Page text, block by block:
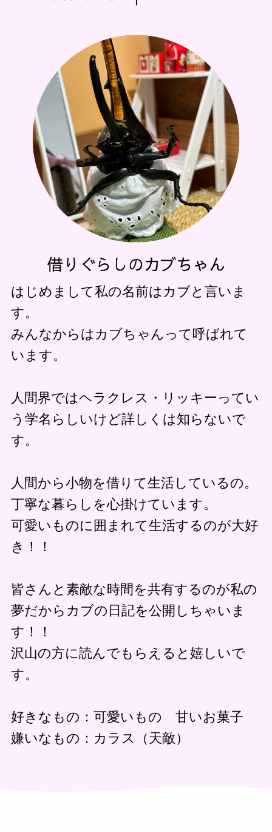
はじめまして私の名前はカブと言いま
す。
みんなからはカブちゃんって呼ばれて
います。
人間界ではヘラクレス・リッキーってい
う学名らしいけど詳しくは知らないで
す。
人間から小物を借りて生活しているの。
丁寧な暮らしを心掛けています。
可愛いものに囲まれて生活するのが大好
き！！
皆さんと素敵な時間を共有するのが私の
夢だからカブの日記を公開しちゃいま
す！！
沢山の方に読んでもらえると嬉しいで
す。
好きなもの：可愛いもの 甘いお菓子
嫌いなもの：カラス（天敵）